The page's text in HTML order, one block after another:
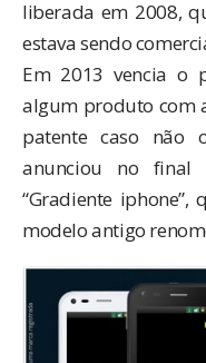
liberada em 2008,
estava sendo
Em 2013 vencia o
algum produto com
patente caso não
anunciou no final
“Gradiente
modelo antigo